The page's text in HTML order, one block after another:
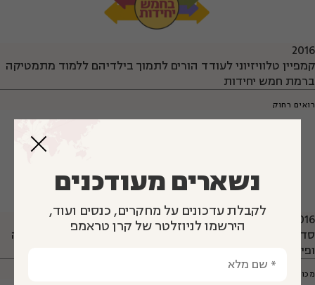
נשארים מעודכנים
לקבלת עדכונים על מחקרים, כנסים ועוד,
הירשמו לניוזלטר של קרן טראמפ
2016
קמפיין טלוויזיוני לעודד הורים לתמוך בילדיהם ללמוד מתמטיקה
ברמת חמש יחידות
רואים רחוק
2016
סדרה בערוץ הילדים לעודד תלמידים לבחור במגמות מתמטיקה
ופיזיקה
מכון דוידסון לחינוך מדעי